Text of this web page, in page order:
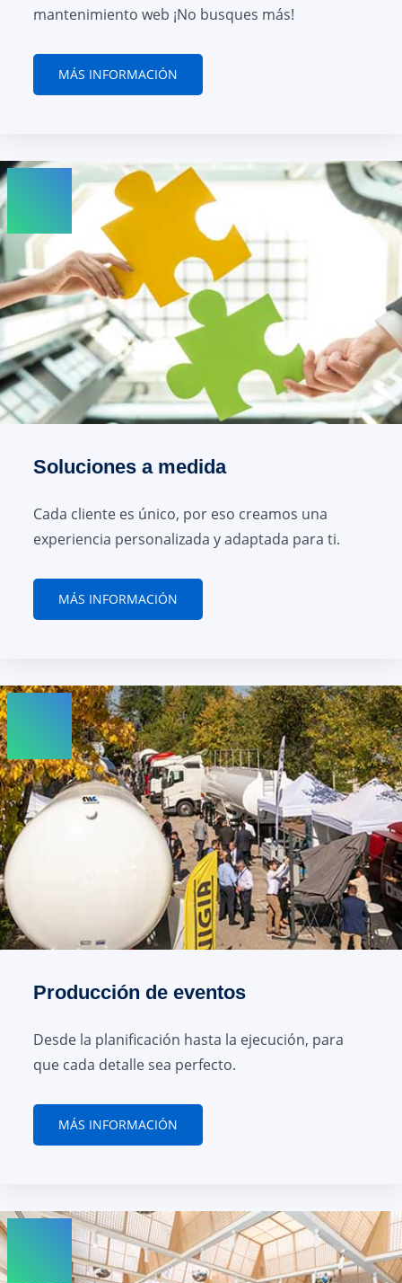
mantenimiento web ¡No busques más!
MÁS INFORMACIÓN
Soluciones a medida
Cada cliente es único, por eso creamos una
experiencia personalizada y adaptada para ti.
MÁS INFORMACIÓN
Producción de eventos
Desde la planificación hasta la ejecución, para
que cada detalle sea perfecto.
MÁS INFORMACIÓN